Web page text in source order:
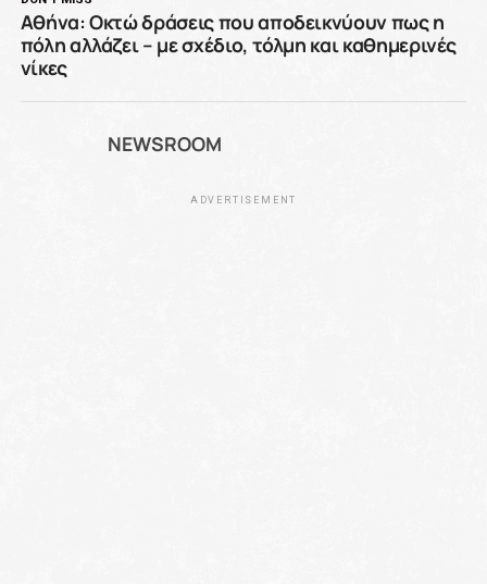
Αθήνα: Οκτώ δράσεις που αποδεικνύουν πως η
πόλη αλλάζει – με σχέδιο, τόλμη και καθημερινές
νίκες
NEWSROOM
ADVERTISEMENT